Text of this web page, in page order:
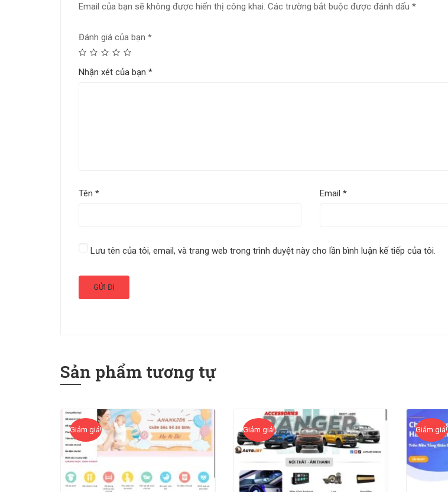
Email của bạn sẽ không được hiển thị công khai. Các trường bắt buộc được đánh dấu *
Đánh giá của bạn *
Nhận xét của bạn *
Tên * Email*
Lưu tên của tôi, email, và trang web trong trình duyệt này cho lần bình luận kế tiếp của tôi.
Sản phẩm tương tự
Giảm giá! Giảm giá! Giảm giá!